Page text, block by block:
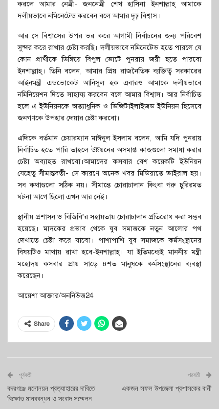
করলে আমার নেত্রী- জননেত্রী শেখ হাসিনা ইনশাল্লাহ্ আমাকে
দলীয়ভাবে নমিনেটেড করবেন বলে আমার দৃঢ় বিশ্বাস।
আর সে বিশ্বাসের উপর ভর করে আগামী নির্বাচনের জন্য পরিবেশ
সুন্দর করে রাখার চেষ্টা করছি। দলীয়ভাবে নমিনেটেড হতে পারলে যে
কোন প্রার্থীকে ডিঙ্গিয়ে বিপুল ভোটে পুনরায় জয়ী হতে পারবো
ইনশাল্লাহ্। তিনি বলেন, আমার প্রিয় রাজনৈতিক ব্যক্তিত্ব সরকারের
আইনমন্ত্রী এডভোকেট আনিসুল হক এবারও আমাকে দলীয়ভাবে
নমিনিয়েশন দিতে সাহায্য করবেন বলে আমার বিশ্বাস। আর নির্বাচিত
হলে এ ইউনিয়নকে অত্যাধুনিক ও ডিজিটাইলাইজড ইউনিয়ন হিসেবে
জনগণকে উপহার দেয়ার চেষ্টা করবো।
এদিকে বর্তমান চেয়ারম্যান মাঈনুল ইসলাম বলেন, আমি যদি পুনরায়
নির্বাচিত হতে পারি তাহলে উন্নয়নের অসমাপ্ত কাজগুলো সমাধা করার
চেষ্টা অব্যাহত রাখবো।আমাদের কসবার বেশ কয়েকটি ইউনিয়ন
যেহেতু সীমান্তবর্তী- সে কারণে অনেক খবর মিডিয়াতে ভাইরাল হয়।
সব কথাগুলো সঠিক নয়। সীমান্তে চোরাচালান কিংবা গরু চুরিরমত
ঘটনা আগে ছিলো এখন আর নেই।
স্থানীয় প্রশাসন ও বিজিবি’র সহায়তায় চোরাচালান প্রতিরোধ করা সম্ভব
হয়েছে। মাদকের প্রভাব থেকে যুব সমাজকে নতুন আলোর পথ
দেখাতে চেষ্টা করে যাবো। পাশাপাশি যুব সমাজকে কর্মসংস্থানের
বিষয়টিও মাথায় রাখা হবে-ইনশাল্লাহ্। যা ইতিমধ্যেই মাননীয় মন্ত্রী
মহোদয় কসবার প্রায় সাড়ে ৪শত মানুষকে কর্মসংস্থানের ব্যবস্থা
করেছেন।
আয়েশা আক্তার/অননিউজ24
Share
পূর্ববর্তী
বদরগঞ্জে মনোনয়ন প্রত্যাহারের দাবিতে
বিক্ষোভ মানববন্ধন ও সংবাদ সম্মেলন
পরবর্তী
একজন সফল উপজেলা প্রশাসকের বানী